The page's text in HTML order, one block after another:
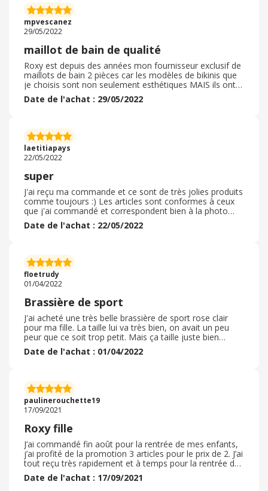
La qualité de leur produit n'est pas négligeable. ça dure
dans le temps, on peut les porter d'une saison à l'autre
et utiliser sans abus de nos planches
mpvescanez
29/05/2022
maillot de bain de qualité
Roxy est depuis des années mon fournisseur exclusif de
maillots de bain 2 pièces car les modèles de bikinis que
je choisis sont non seulement esthétiques MAIS ils ont
une super tenue / un super maintient quand je fais des
longueurs dans les piscines ou quand je me baigne dans
recherche du site Roxy est vraiment bien fait pour
pouvoir sélectionner les maillots de bain qui
correspondent à mes objectifs et au niveau de
'couvrance' que je désire.
Date de l'achat : 29/05/2022
laetitiapays
22/05/2022
super
J'ai reçu ma commande et ce sont de très jolies produits
comme toujours :) Les articles sont conformes à ceux
que j'ai commandé et correspondent bien à la photo
Tous les produits taillent correctement, je ne peux
jamais me tromper en commandant sur roxy. fr, je sais
le retour est gratuit dans ce cas la ;) L'emballage est
toujours impeccable, le carton est de bonne qualité.
Attention parfois la qualité des tissus n'est pas toujours
au RDV. Mais dans l'ensemble très satisfaite ! !
Date de l'achat : 22/05/2022
floetrudy
01/04/2022
Brassière de sport
J'ai acheté une très belle brassière de sport rose clair
pour ma fille. La taille lui va très bien, on avait un peu
peur que ce soit trop petit. Mais ça taille juste bien
comme il faut. Le colis est arrivé très rapidement, plus
vite que prévu même, pour le plus grand bonheur de ma
qu'on a reçu. Très belle couleur. Je recommande le site
ROXY, surtout en passant par les cartes cadeaux
ebuyclub. Toujours un réel plaisir.
Date de l'achat : 01/04/2022
paulinerouchette19
17/09/2021
Roxy fille
J’ai commandé fin août pour la rentrée de mes enfants,
j’ai profité de la promotion 3 articles pour le prix de 2. J’ai
tout reçu très rapidement et à temps pour la rentrée des
classes. Emballage soigné et les articles conformes à la
description, correspondant à mes attentes. Avec le
Date de l'achat : 17/09/2021